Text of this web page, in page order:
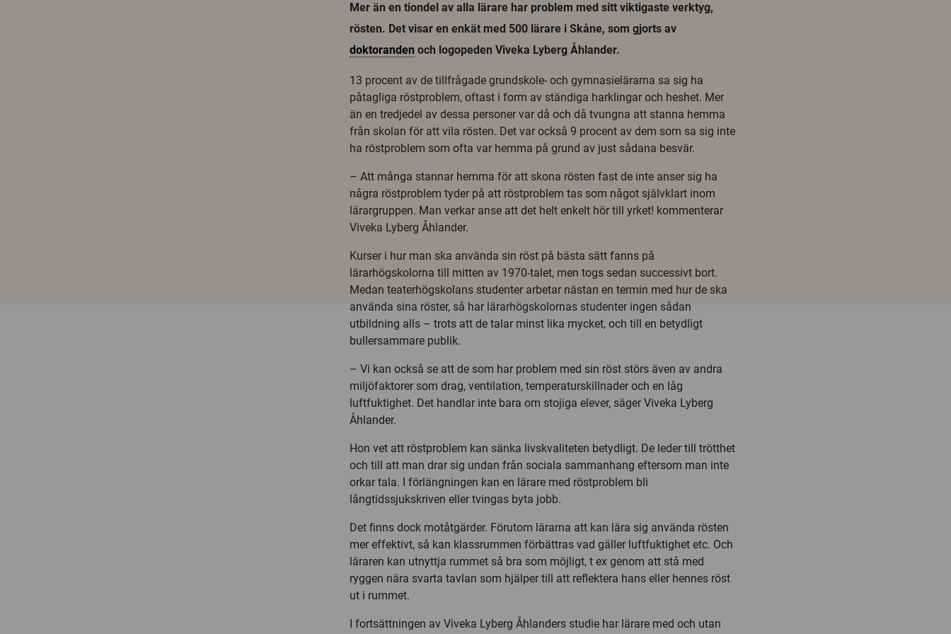
Mer än en tiondel av alla lärare har problem med sitt viktigaste verktyg,
rösten. Det visar en enkät med 500 lärare i Skåne, som gjorts av
doktoranden och logopeden Viveka Lyberg Åhlander.
13 procent av de tillfrågade grundskole- och gymnasielärarna sa sig ha
påtagliga röstproblem, oftast i form av ständiga harklingar och heshet. Mer
än en tredjedel av dessa personer var då och då tvungna att stanna hemma
från skolan för att vila rösten. Det var också 9 procent av dem som sa sig inte
ha röstproblem som ofta var hemma på grund av just sådana besvär.
– Att många stannar hemma för att skona rösten fast de inte anser sig ha
några röstproblem tyder på att röstproblem tas som något självklart inom
lärargruppen. Man verkar anse att det helt enkelt hör till yrket! kommenterar
Viveka Lyberg Åhlander.
Kurser i hur man ska använda sin röst på bästa sätt fanns på
lärarhögskolorna till mitten av 1970-talet, men togs sedan successivt bort.
Medan teaterhögskolans studenter arbetar nästan en termin med hur de ska
använda sina röster, så har lärarhögskolornas studenter ingen sådan
utbildning alls – trots att de talar minst lika mycket, och till en betydligt
bullersammare publik.
– Vi kan också se att de som har problem med sin röst störs även av andra
miljöfaktorer som drag, ventilation, temperaturskillnader och en låg
luftfuktighet. Det handlar inte bara om stojiga elever, säger Viveka Lyberg
Åhlander.
Hon vet att röstproblem kan sänka livskvaliteten betydligt. De leder till trötthet
och till att man drar sig undan från sociala sammanhang eftersom man inte
orkar tala. I förlängningen kan en lärare med röstproblem bli
långtidssjukskriven eller tvingas byta jobb.
Det finns dock motåtgärder. Förutom lärarna att kan lära sig använda rösten
mer effektivt, så kan klassrummen förbättras vad gäller luftfuktighet etc. Och
läraren kan utnyttja rummet så bra som möjligt, t ex genom att stå med
ryggen nära svarta tavlan som hjälper till att reflektera hans eller hennes röst
ut i rummet.
I fortsättningen av Viveka Lyberg Åhlanders studie har lärare med och utan